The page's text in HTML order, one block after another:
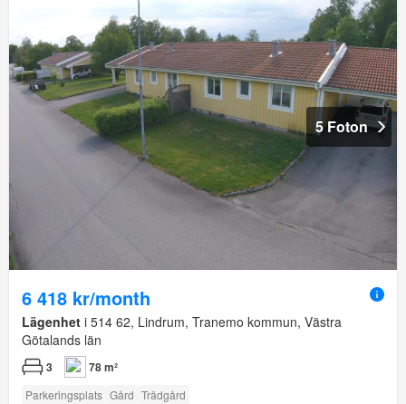
5 Foton
6 418 kr/month
Lägenhet i 514 62, Lindrum, Tranemo kommun, Västra
Götalands län
3 78 m²
Parkeringsplats Gård Trädgård